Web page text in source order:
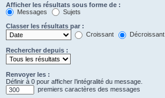
Afficher les résultats sous forme de :
Messages
Sujets
Classer les résultats par :
Croissant
Décroissant
Rechercher depuis :
Renvoyer les :
Définir à 0 pour afficher l’intégralité du message.
premiers caractères des messages